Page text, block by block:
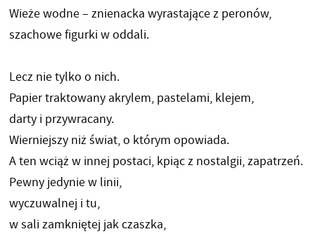
Wieże wodne – znienacka wyrastające z peronów,
szachowe figurki w oddali.
Lecz nie tylko o nich.
Papier traktowany akrylem, pastelami, klejem,
darty i przywracany.
Wierniejszy niż świat, o którym opowiada.
A ten wciąż w innej postaci, kpiąc z nostalgii, zapatrzeń.
Pewny jedynie w linii,
wyczuwalnej i tu,
w sali zamkniętej jak czaszka,